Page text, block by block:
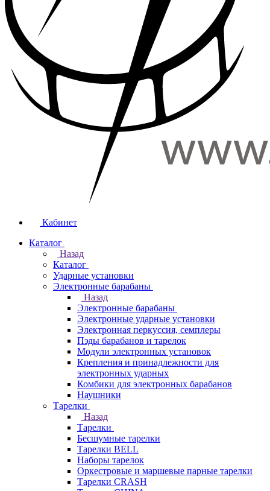
Кабинет
Каталог
Назад
Каталог
Ударные установки
Электронные барабаны
Назад
Электронные барабаны
Электронные ударные установки
Электронная перкуссия, семплеры
Пэды барабанов и тарелок
Модули электронных установок
Крепления и принадлежности для
электронных ударных
Комбики для электронных барабанов
Наушники
Тарелки
Назад
Тарелки
Бесшумные тарелки
Тарелки BELL
Наборы тарелок
Оркестровые и маршевые парные тарелки
Тарелки CRASH